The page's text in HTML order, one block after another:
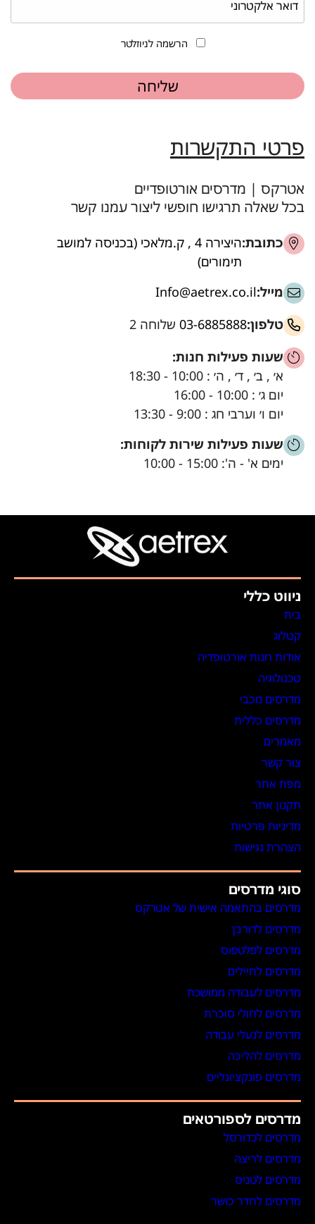
הרשמה לניוזלטר
פרטי התקשרות
אטרקס | מדרסים אורטופדיים
בכל שאלה תרגישו חופשי ליצור עמנו קשר
כתובת:
היצירה 4 , ק.מלאכי (בכניסה למושב
תימורים)
מייל:Info@aetrex.co.il
טלפון:03-6885888 שלוחה 2
שעות פעילות חנות:
א׳ , ב׳ , ד׳ , ה׳ : 10:00 - 18:30
יום ג׳ : 10:00 - 16:00
יום ו׳ וערבי חג : 9:00 - 13:30
שעות פעילות שירות לקוחות:
ימים א' - ה': 15:00 - 10:00
ניווט כללי
בית
קטלוג
אודות חנות אורטופדיה
טכנולוגיה
מדרסים מכבי
מדרסים כללית
מאמרים
צור קשר
מפת אתר
תקנון אתר
מדיניות פרטיות
הצהרת נגישות
סוגי מדרסים
מדרסים בהתאמה אישית של אטרקס
מדרסים לדורבן
מדרסים לפלטפוס
מדרסים לחיילים
מדרסים לעבודה ממושכת
מדרסים לחולי סוכרת
מדרסים לנעלי עבודה
מדרסים להליכה
מדרסים פונקציונליים
מדרסים לספורטאים
מדרסים לכדורסל
מדרסים לריצה
מדרסים לטניס
מדרסים לחדר כושר